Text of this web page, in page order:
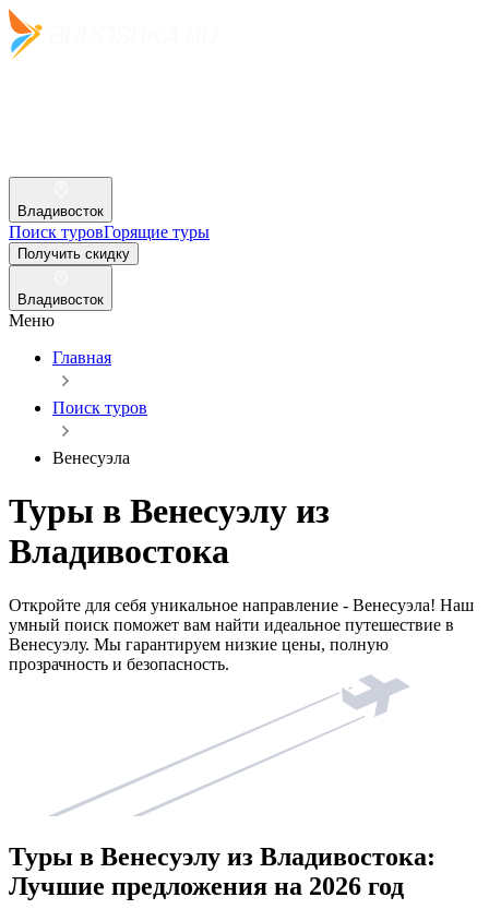
Владивосток
Поиск туровГорящие туры
Получить скидку
Владивосток
Меню
Главная
Поиск туров
Венесуэла
Туры в Венесуэлу из
Владивостока
Откройте для себя уникальное направление - Венесуэла! Наш
умный поиск поможет вам найти идеальное путешествие в
Венесуэлу. Мы гарантируем низкие цены, полную
прозрачность и безопасность.
Туры в Венесуэлу из Владивостока:
Лучшие предложения на 2026 год